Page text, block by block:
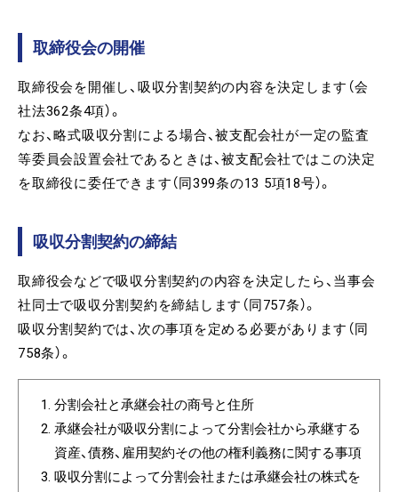
取締役会の開催
取締役会を開催し、吸収分割契約の内容を決定します（会
社法362条4項）。
なお、略式吸収分割による場合、被支配会社が一定の監査
等委員会設置会社であるときは、被支配会社ではこの決定
を取締役に委任できます（同399条の13 5項18号）。
吸収分割契約の締結
取締役会などで吸収分割契約の内容を決定したら、当事会
社同士で吸収分割契約を締結します（同757条）。
吸収分割契約では、次の事項を定める必要があります（同
758条）。
分割会社と承継会社の商号と住所
承継会社が吸収分割によって分割会社から承継する
資産、債務、雇用契約その他の権利義務に関する事項
吸収分割によって分割会社または承継会社の株式を